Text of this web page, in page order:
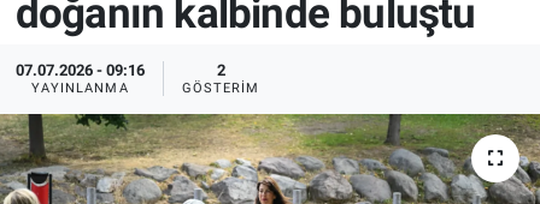
doğanın kalbinde buluştu
07.07.2026 - 09:16
YAYINLANMA
2
GÖSTERIM
Tüm Haberler
İletişim
Künye
Süper Lig Puan Durumu ve Fikstür
Tüm Manşetler
Son Dakika Haberleri
Haber Arşivi